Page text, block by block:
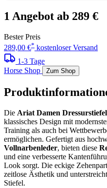
1 Angebot ab 289 €
Bester Preis
289,00 €* kostenloser Versand
1-3 Tage
Horse Shop
Zum Shop
Die Ariat Damen
klassisches Design mit
Training als auch bei
ermöglichen. Gefertigt aus
Vollnarbenleder, bieten diese
und eine verbesserte
Look sorgt. Die eckige
zeitlose Ästhetik und
Stiefel.